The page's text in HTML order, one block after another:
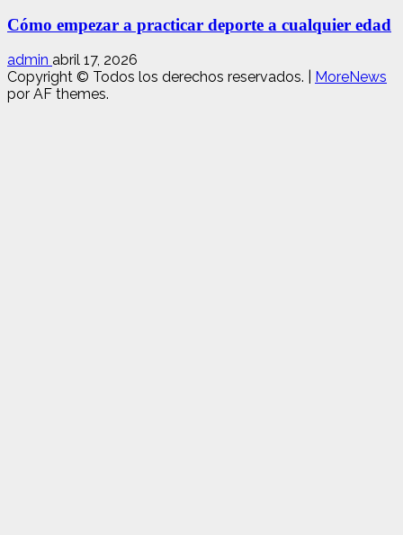
Cómo empezar a practicar deporte a cualquier edad
admin abril 17, 2026
Copyright © Todos los derechos reservados.
MoreNews
por AF themes.